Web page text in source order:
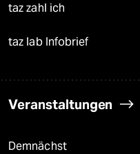
taz zahl ich
taz lab Infobrief
Veranstaltungen
Demnächst